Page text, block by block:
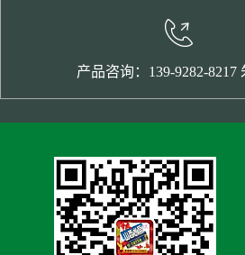
产品咨询：139-9282-8217